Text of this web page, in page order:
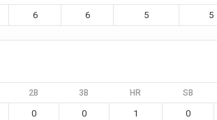
6 6 5 5
2B 3B HR SB
0 0 1 0